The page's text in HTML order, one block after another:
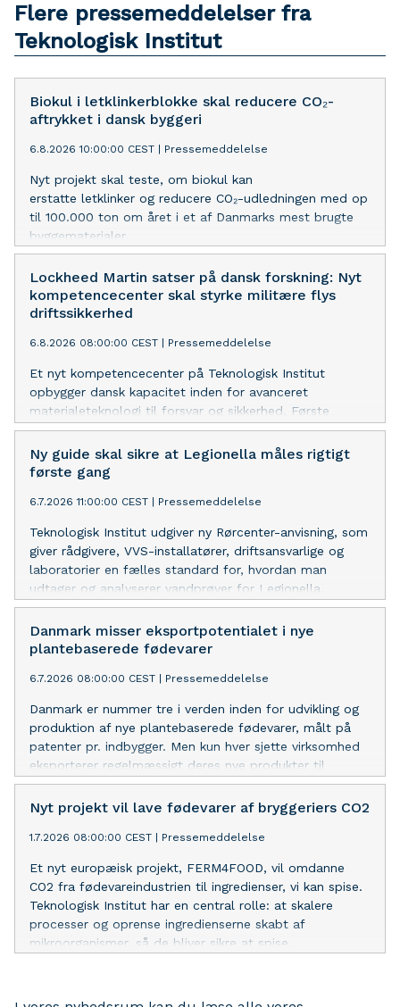
Flere pressemeddelelser fra
Teknologisk Institut
Biokul i letklinkerblokke skal reducere CO₂-
aftrykket i dansk byggeri
6.8.2026 10:00:00 CEST Pressemeddelelse
Nyt projekt skal teste, om biokul kan
erstatte letklinker og reducere CO₂-udledningen med op
til 100.000 ton om året i et af Danmarks mest brugte
byggematerialer.
Lockheed Martin satser på dansk forskning: Nyt
kompetencecenter skal styrke militære flys
driftssikkerhed
6.8.2026 08:00:00 CEST Pressemeddelelse
Et nyt kompetencecenter på Teknologisk Institut
opbygger dansk kapacitet inden for avanceret
materialeteknologi til forsvar og sikkerhed. Første
konkrete projekt er med Flyvevåbnets C-130J Hercules-
fly, og målet er at forlænge levetiden og få en bedre
forståelse af slidrelaterede muligheder. Projektet tager
og skal skabe danske arbejdspladser mod et
Ny guide skal sikre at Legionella måles rigtigt
første gang
6.7.2026 11:00:00 CEST Pressemeddelelse
Teknologisk Institut udgiver ny Rørcenter-anvisning, som
giver rådgivere, VVS-installatører, driftsansvarlige og
laboratorier en fælles standard for, hvordan man
udtager og analyserer vandprøver for Legionella.
Korrekt måling er forudsætningen for at kunne
bekæmpe bakterien, der kan give den alvorlige
legionærsyge.
Danmark misser eksportpotentialet i nye
plantebaserede fødevarer
6.7.2026 08:00:00 CEST Pressemeddelelse
Danmark er nummer tre i verden inden for udvikling og
produktion af nye plantebaserede fødevarer, målt på
patenter pr. indbygger. Men kun hver sjette virksomhed
eksporterer regelmæssigt deres nye produkter til
udlandet. Ny analyse fra Teknologisk Institut peger på,
at branchens udvikling mod produktion og eksport i
vindes hos forbrugerne, i detailledet og indenfor
Nyt projekt vil lave fødevarer af bryggeriers CO2
1.7.2026 08:00:00 CEST Pressemeddelelse
Et nyt europæisk projekt, FERM4FOOD, vil omdanne
CO2 fra fødevareindustrien til ingredienser, vi kan spise.
Teknologisk Institut har en central rolle: at skalere
processer og oprense ingredienserne skabt af
mikroorganismer, så de bliver sikre at spise.